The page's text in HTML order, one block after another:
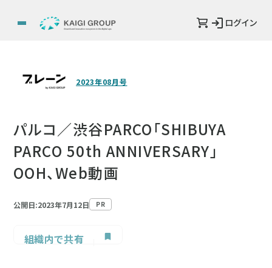
ログイン
2023年08月号
パルコ／渋谷PARCO「SHIBUYA
PARCO 50th ANNIVERSARY」
OOH、Web動画
公開日:2023年7月12日 PR
組織内で共有